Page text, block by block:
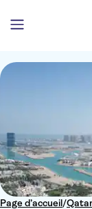
Page d’accueil/